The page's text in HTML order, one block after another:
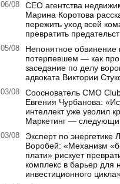
06/08
CEO агентства
Марина Коротова
пережить уход всей
превратить
05/08
Непонятное обвинение
потерпевшем — как
заседание по делу
адвоката Виктории
03/08
Сооснователь CMO
Евгения Чурбанова:
интеллект уже уволил
Маркетинг —
03/08
Эксперт по энергетике
Воробей: «Механизм
плати» рискует
комплекс в барьер для
инвестиционного